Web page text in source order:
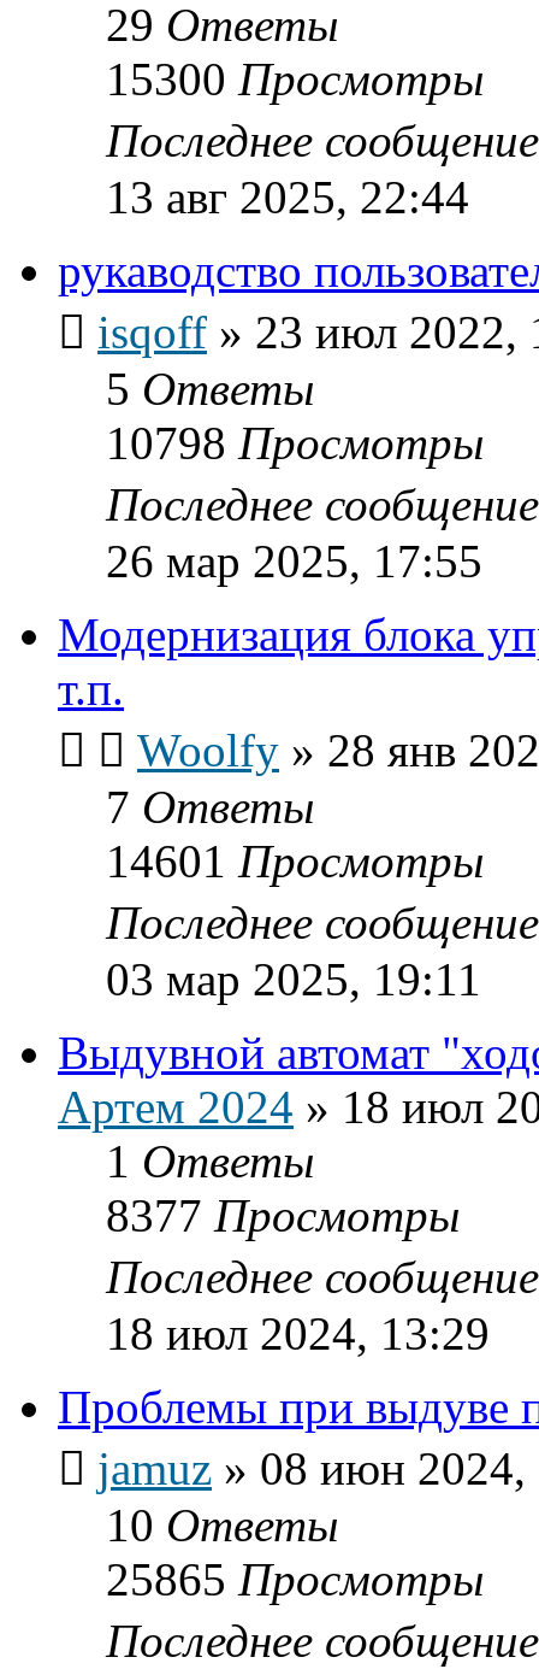
29 Ответы
15300 Просмотры
Последнее
13 авг 2025, 22:44
рукаводство
isqoff » 23 июл 2022,
5 Ответы
10798 Просмотры
Последнее
26 мар 2025, 17:55
Модернизация блока
т.п.
Woolfy » 28 янв
7 Ответы
14601 Просмотры
Последнее
03 мар 2025, 19:11
Выдувной автомат
Артем 2024 » 18 июл
1 Ответы
8377 Просмотры
Последнее
18 июл 2024, 13:29
Проблемы при выдуве
jamuz » 08 июн 2024,
10 Ответы
25865 Просмотры
Последнее